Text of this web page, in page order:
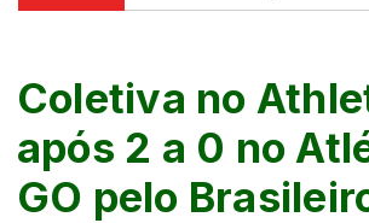
Coletiva no
após 2 a 0 no
GO pelo